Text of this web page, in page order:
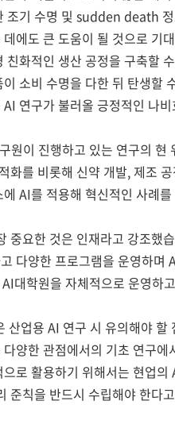
조기 수명 및 sudden death
에도 큰 도움이 될 것으로 기
친화적인 생산 공정을 구축할
소비 수명을 다한 뒤 탄생할
연구가 불러올 긍정적인 나
원이 진행하고 있는 연구의
화를 비롯해 신약 개발, 제조
AI를 적용해 혁신적인 사례
중요한 것은 인재라고 강조했
다양한 프로그램을 운영하
대학원을 자체적으로 운영하
산업용 AI 연구 시 유의해야
양한 관점에서의 기초 연구
로 활용하기 위해서는 현업
준칙을 반드시 수립해야 한다